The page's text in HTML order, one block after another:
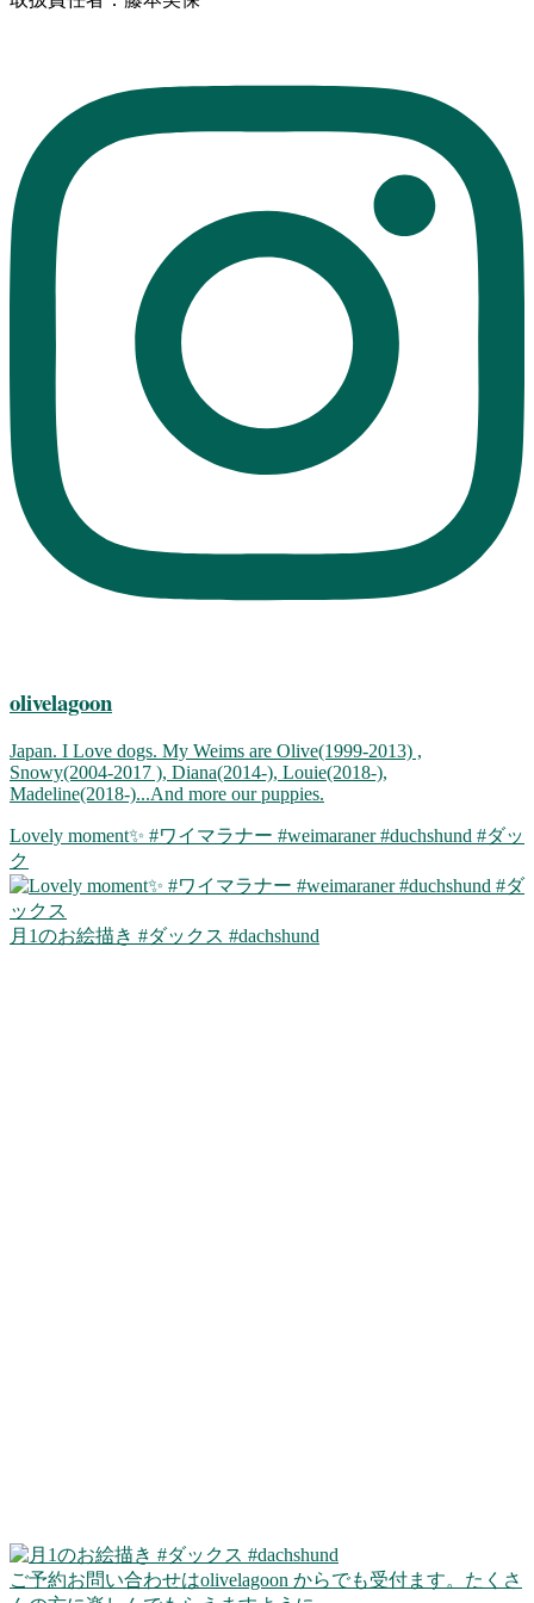
olivelagoon
Japan. I Love dogs. My Weims are Olive(1999-2013) ,
Snowy(2004-2017 ), Diana(2014-), Louie(2018-),
Madeline(2018-)...And more our puppies.
Lovely moment✨ #ワイマラナー #weimaraner #duchshund #ダッ
ク
月1のお絵描き #ダックス #dachshund
ご予約お問い合わせはolivelagoon からでも受付ます。たくさ